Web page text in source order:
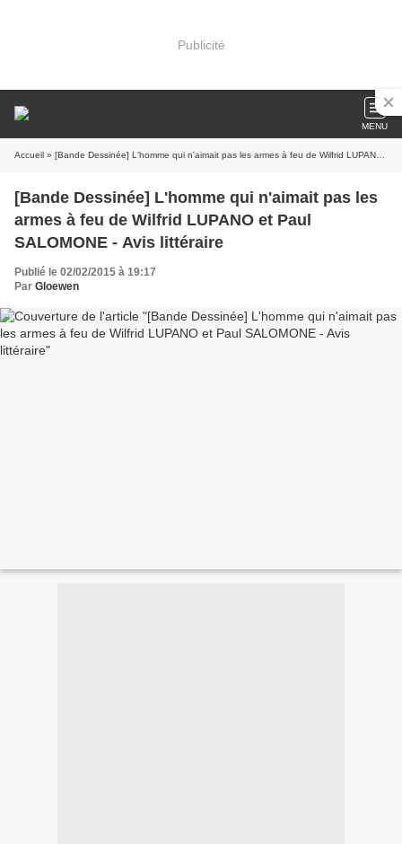
Publicité
MENU
Accueil » [Bande Dessinée] L'homme qui n'aimait pas les armes à feu de Wilfrid LUPANO et Paul SALOMONE - Avis littéraire
[Bande Dessinée] L'homme qui n'aimait pas les
armes à feu de Wilfrid LUPANO et Paul
SALOMONE - Avis littéraire
Publié le 02/02/2015 à 19:17
Par Gloewen